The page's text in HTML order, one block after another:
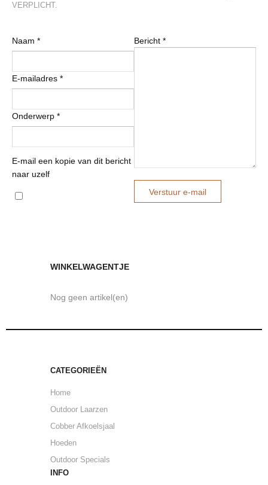
VERPLICHT.
Naam *
E-mailadres *
Onderwerp *
E-mail een kopie van dit bericht
naar uzelf
Bericht *
Verstuur e-mail
WINKELWAGENTJE
Nog geen artikel(en)
CATEGORIEËN
Home
Outdoor Laarzen
Cobber Afkoelsjaal
Hoeden
Outdoor Specials
INFO